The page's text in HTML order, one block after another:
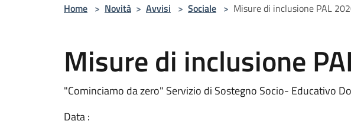
Home > Novità > Avvisi > Sociale > Misure di inclusione PAL
Misure di inclusione
"Cominciamo da zero" Servizio di Sostegno Socio- Educativo
Data :